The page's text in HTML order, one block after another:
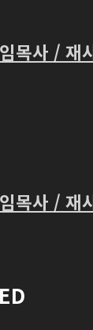
목사 / 재
목사 / 재